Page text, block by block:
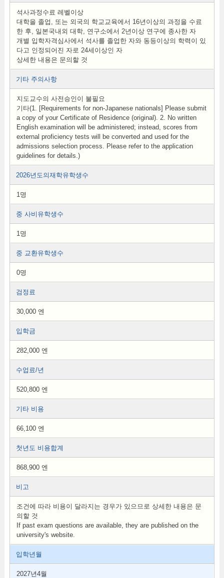
석사과정수료 레벨이상
대학을 졸업, 또는 외국의 학교교육에서 16년이상의 과정을 수료
한 후, 일본국내외 대학, 연구소에서 2년이상 연구에 종사한 자
개별 입학자격심사에서 석사를 졸업한 자와 동등이상의 학력이 있
다고 인정되어진 자로 24세이상인 자
상세한 내용은 문의할 것
기타 주의사항
지도교수의 사전승인이 불필요
기타(1. [Requirements for non-Japanese nationals] Please submit
a copy of your Certificate of Residence (original). 2. No written
English examination will be administered; instead, scores from
external proficiency tests will be converted and used for the
admissions selection process. Please refer to the application
guidelines for details.)
2026년도의재학유학생수
1명
중 사비유학생수
1명
중 교환유학생수
0명
검정료
30,000 엔
입학금
282,000 엔
수업료/년
520,800 엔
기타 비용
66,100 엔
첫년도 비용합계
868,900 엔
비고
조건에 따라 비용이 달라지는 경우가 있으므로 상세한 내용은 문
의할 것
If past exam questions are available, they are published on the
university's website.
입학년월
2027년4월